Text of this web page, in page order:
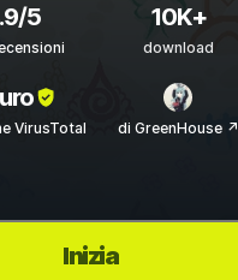
5 10K+
download
VirusTotal di GreenHouse ↗
Inizia